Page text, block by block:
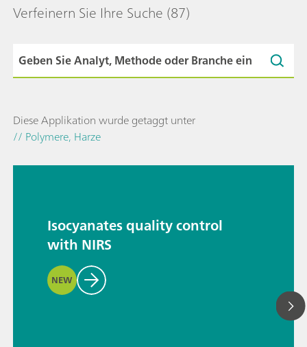
Verfeinern Sie Ihre Suche (87)
Diese Applikation wurde getaggt unter
// Polymere, Harze
Isocyanates quality control
with NIRS
NEW